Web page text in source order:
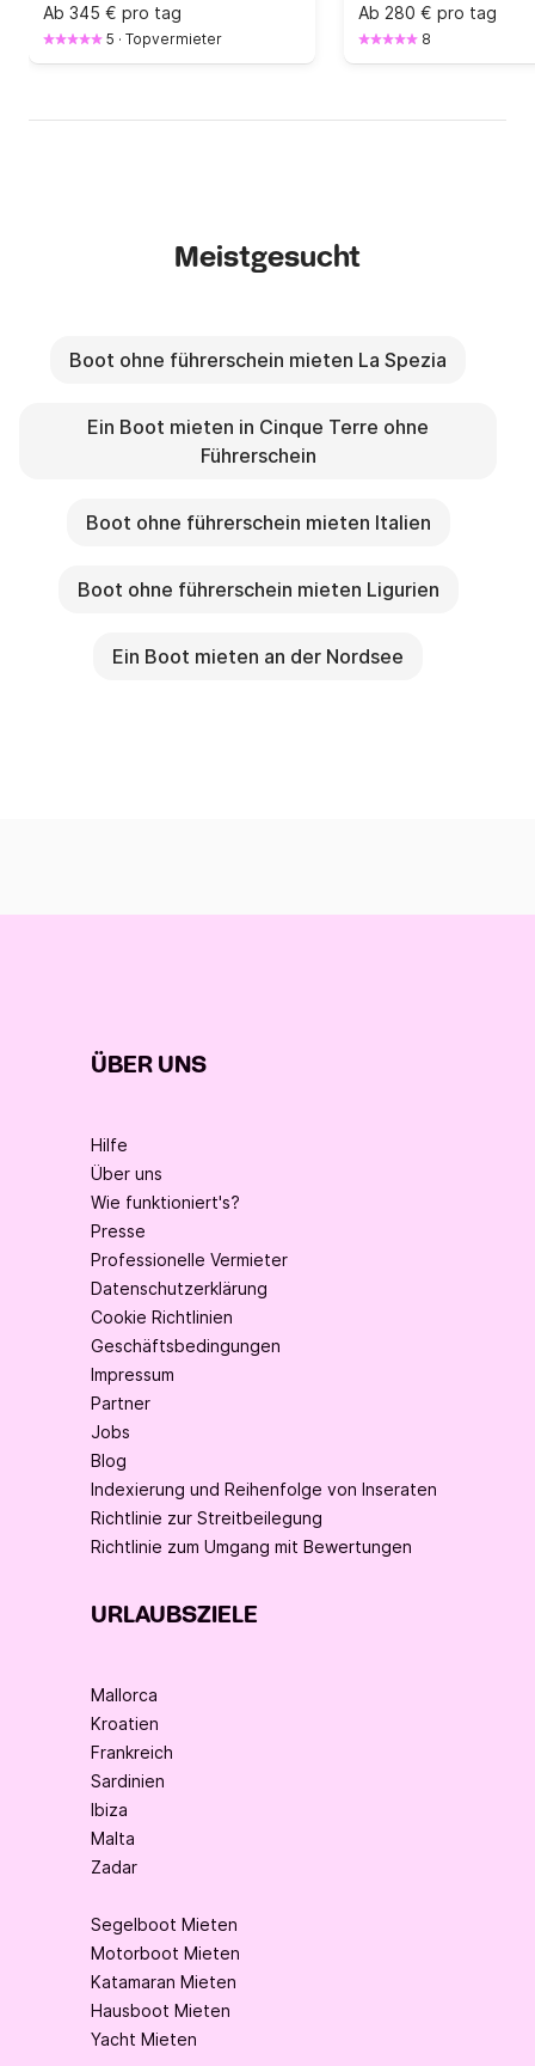
Ab 345 € pro tag
5 · Topvermieter
Ab 280 € pro tag
8
Meistgesucht
Boot ohne führerschein mieten La Spezia
Ein Boot mieten in Cinque Terre ohne
Führerschein
Boot ohne führerschein mieten Italien
Boot ohne führerschein mieten Ligurien
Ein Boot mieten an der Nordsee
ÜBER UNS
Hilfe
Über uns
Wie funktioniert's?
Presse
Professionelle Vermieter
Datenschutzerklärung
Cookie Richtlinien
Geschäftsbedingungen
Impressum
Partner
Jobs
Blog
Indexierung und Reihenfolge von Inseraten
Richtlinie zur Streitbeilegung
Richtlinie zum Umgang mit Bewertungen
URLAUBSZIELE
Mallorca
Kroatien
Frankreich
Sardinien
Ibiza
Malta
Zadar
Segelboot Mieten
Motorboot Mieten
Katamaran Mieten
Hausboot Mieten
Yacht Mieten